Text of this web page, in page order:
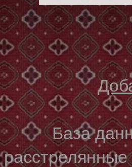
База
расстрелянные